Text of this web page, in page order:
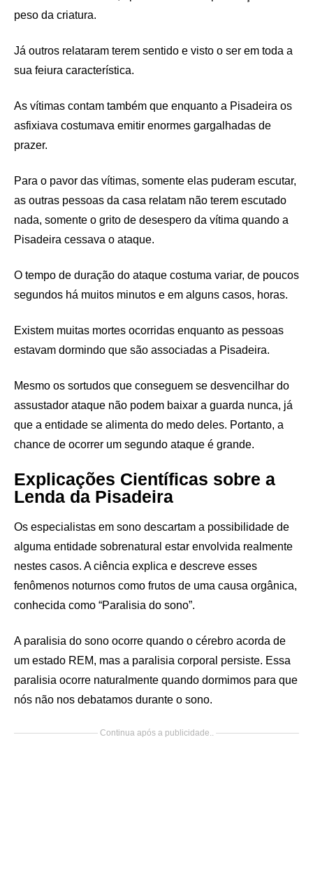
peso da criatura.
Já outros relataram terem sentido e visto o ser em toda a
sua feiura característica.
As vítimas contam também que enquanto a Pisadeira os
asfixiava costumava emitir enormes gargalhadas de
prazer.
Para o pavor das vítimas, somente elas puderam escutar,
as outras pessoas da casa relatam não terem escutado
nada, somente o grito de desespero da vítima quando a
Pisadeira cessava o ataque.
O tempo de duração do ataque costuma variar, de poucos
segundos há muitos minutos e em alguns casos, horas.
Existem muitas mortes ocorridas enquanto as pessoas
estavam dormindo que são associadas a Pisadeira.
Mesmo os sortudos que conseguem se desvencilhar do
assustador ataque não podem baixar a guarda nunca, já
que a entidade se alimenta do medo deles. Portanto, a
chance de ocorrer um segundo ataque é grande.
Explicações Científicas sobre a
Lenda da Pisadeira
Os especialistas em sono descartam a possibilidade de
alguma entidade sobrenatural estar envolvida realmente
nestes casos. A ciência explica e descreve esses
fenômenos noturnos como frutos de uma causa orgânica,
conhecida como “Paralisia do sono”.
A paralisia do sono ocorre quando o cérebro acorda de
um estado REM, mas a paralisia corporal persiste. Essa
paralisia ocorre naturalmente quando dormimos para que
nós não nos debatamos durante o sono.
Continua após a publicidade..